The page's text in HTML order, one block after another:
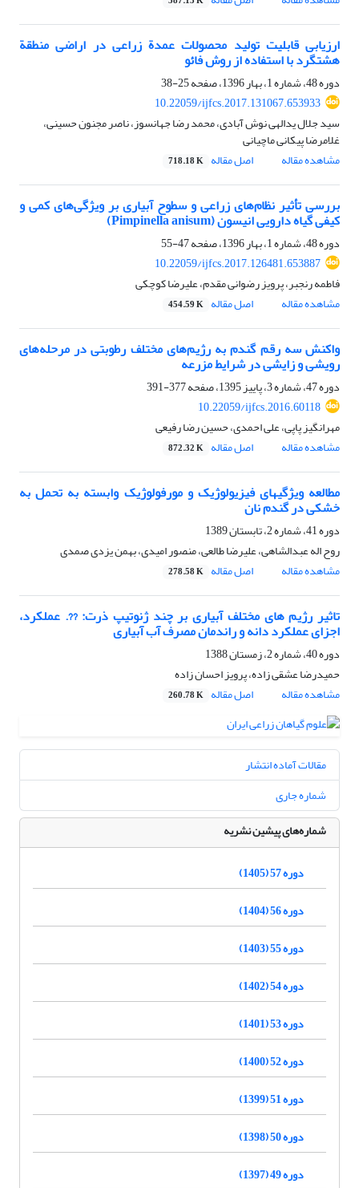
ارزیابی قابلیت تولید محصولات عمدة زراعی در اراضی منطقة
هشتگرد با استفاده از روش فائو
دوره 48، شماره 1، بهار 1396، صفحه
25-38
10.22059/ijfcs.2017.131067.653933
سید جلال یدالهی نوش آبادی، محمد رضا جهانسوز، ناصر مجنون حسینی،
غلامرضا پیکانی ماچیانی
مشاهده مقاله
اصل مقاله 718.18 K
بررسی تأثیر نظام‌های زراعی و سطوح آبیاری بر ویژگی‌های کمی و
کیفی گیاه دارویی انیسون (Pimpinella anisum)
دوره 48، شماره 1، بهار 1396، صفحه
47-55
10.22059/ijfcs.2017.126481.653887
فاطمه رنجبر، پرویز رضوانی مقدم، علیرضا کوچکی
مشاهده مقاله
اصل مقاله 454.59 K
واکنش سه رقم گندم به رژیم‌های مختلف رطوبتی در مرحله‌های
رویشی و زایشی در شرایط مزرعه
دوره 47، شماره 3، پاییز 1395، صفحه
377-391
10.22059/ijfcs.2016.60118
مهرانگیز پاپی، علی احمدی، حسین رضا رفیعی
مشاهده مقاله
اصل مقاله 872.32 K
مطالعه ویژگی‎های فیزیولوژیک و مورفولوژیک وابسته به تحمل به
خشکی در گندم نان
دوره 41، شماره 2، تابستان 1389
روح اله عبدالشاهی، علیرضا طالعی، منصور امیدی، بهمن یزدی صمدی
مشاهده مقاله
اصل مقاله 278.58 K
تاثیر رژیم های مختلف آبیاری بر چند ژنوتیپ ذرت: ??. عملکرد،
اجزای عملکرد دانه و راندمان مصرف آب آبیاری
دوره 40، شماره 2، زمستان 1388
حمیدرضا عشقی زاده، پرویز احسان زاده
مشاهده مقاله
اصل مقاله 260.78 K
مقالات آماده انتشار
شماره جاری
شماره‌های پیشین نشریه
دوره 57 (1405)
دوره 56 (1404)
دوره 55 (1403)
دوره 54 (1402)
دوره 53 (1401)
دوره 52 (1400)
دوره 51 (1399)
دوره 50 (1398)
دوره 49 (1397)